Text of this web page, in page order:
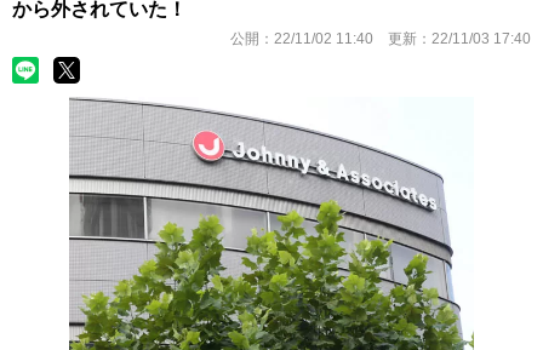
から外されていた！
公開： 22/11/02 11:40 更新： 22/11/03 17:40